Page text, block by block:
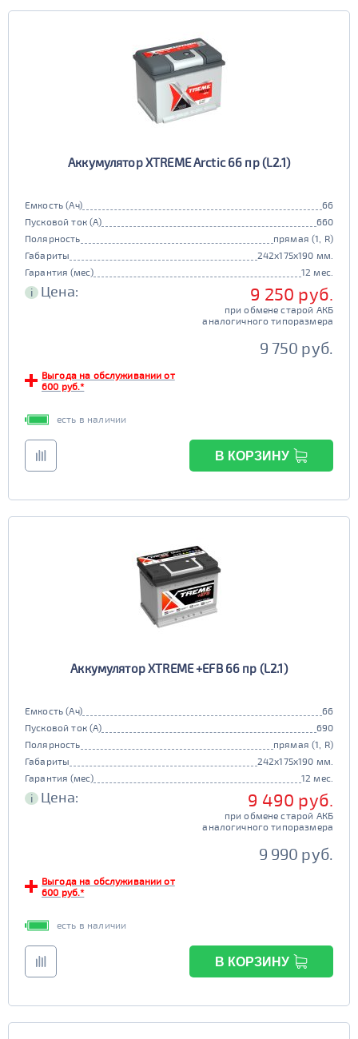
Аккумулятор XTREME Arctic 66 пр (L2.1)
Емкость (Ач)
66
Пусковой ток (А)
660
Полярность
прямая (1, R)
Габариты
242x175x190 мм.
Гарантия (мес)
12 мес.
i Цена: 9 250 руб.
при обмене старой АКБ
аналогичного типоразмера
9 750 руб.
Выгода на обслуживании от
600 руб.*
есть в наличии
В КОРЗИНУ
Аккумулятор XTREME +EFB 66 пр (L2.1)
Емкость (Ач)
66
Пусковой ток (А)
690
Полярность
прямая (1, R)
Габариты
242x175x190 мм.
Гарантия (мес)
12 мес.
i Цена: 9 490 руб.
при обмене старой АКБ
аналогичного типоразмера
9 990 руб.
Выгода на обслуживании от
600 руб.*
есть в наличии
В КОРЗИНУ